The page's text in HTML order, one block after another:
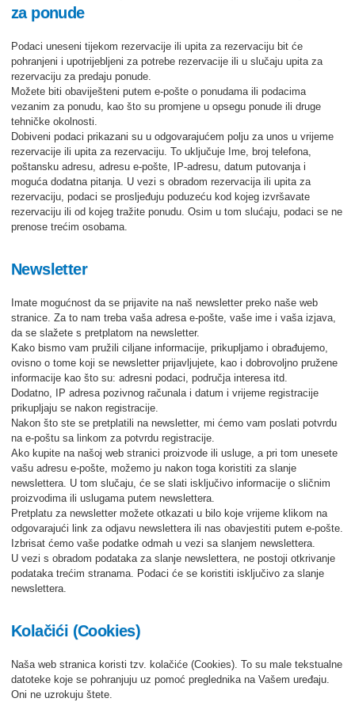
za ponude
Podaci uneseni tijekom rezervacije ili upita za rezervaciju bit će
pohranjeni i upotrijebljeni za potrebe rezervacije ili u slučaju upita za
rezervaciju za predaju ponude.
Možete biti obaviješteni putem e-pošte o ponudama ili podacima
vezanim za ponudu, kao što su promjene u opsegu ponude ili druge
tehničke okolnosti.
Dobiveni podaci prikazani su u odgovarajućem polju za unos u vrijeme
rezervacije ili upita za rezervaciju. To uključuje Ime, broj telefona,
poštansku adresu, adresu e-pošte, IP-adresu, datum putovanja i
moguća dodatna pitanja. U vezi s obradom rezervacija ili upita za
rezervaciju, podaci se prosljeđuju poduzeću kod kojeg izvršavate
rezervaciju ili od kojeg tražite ponudu. Osim u tom slućaju, podaci se ne
prenose trećim osobama.
Newsletter
Imate mogućnost da se prijavite na naš newsletter preko naše web
stranice. Za to nam treba vaša adresa e-pošte, vaše ime i vaša izjava,
da se slažete s pretplatom na newsletter.
Kako bismo vam pružili ciljane informacije, prikupljamo i obrađujemo,
ovisno o tome koji se newsletter prijavljujete, kao i dobrovoljno pružene
informacije kao što su: adresni podaci, područja interesa itd.
Dodatno, IP adresa pozivnog računala i datum i vrijeme registracije
prikupljaju se nakon registracije.
Nakon što ste se pretplatili na newsletter, mi ćemo vam poslati potvrdu
na e-poštu sa linkom za potvrdu registracije.
Ako kupite na našoj web stranici proizvode ili usluge, a pri tom unesete
vašu adresu e-pošte, možemo ju nakon toga koristiti za slanje
newslettera. U tom slučaju, će se slati isključivo informacije o sličnim
proizvodima ili uslugama putem newslettera.
Pretplatu za newsletter možete otkazati u bilo koje vrijeme klikom na
odgovarajući link za odjavu newslettera ili nas obavjestiti putem e-pošte.
Izbrisat ćemo vaše podatke odmah u vezi sa slanjem newslettera.
U vezi s obradom podataka za slanje newslettera, ne postoji otkrivanje
podataka trećim stranama. Podaci će se koristiti isključivo za slanje
newslettera.
Kolačići (Cookies)
Naša web stranica koristi tzv. kolačiće (Cookies). To su male tekstualne
datoteke koje se pohranjuju uz pomoć preglednika na Vašem uređaju.
Oni ne uzrokuju štete.